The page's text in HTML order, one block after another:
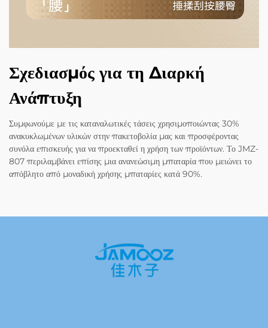
Σχεδιασμός για τη Διαρκή
Ανάπτυξη
Συμφωνούμε με τις καταναλωτικές τάσεις χρησιμοποιώντας 30%
ανακυκλωμένων υλικών στην πακετοβολία μας και προσφέροντας
συνόλα επισκευής για να προεκταθεί η χρήση των προϊόντων. Το JMZ-
807 περιλαμβάνει επίσης μια ανανεώσιμη μπαταρία που μειώνει το
απόβλητο από μοναδική χρήσης μπαταρίες κατά 90%.